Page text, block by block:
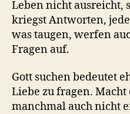
Leben nicht ausreicht,
kriegst Antworten,
was taugen, werfen
Fragen auf.
Gott suchen bedeutet
Liebe zu fragen. Macht
manchmal auch nicht